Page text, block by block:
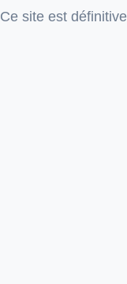
Ce site est